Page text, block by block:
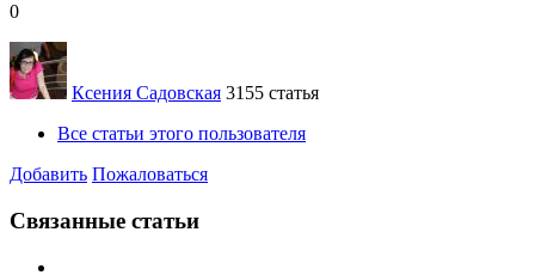
0
Ксения Садовская 3155 статья
Все статьи этого пользователя
Добавить Пожаловаться
Связанные статьи